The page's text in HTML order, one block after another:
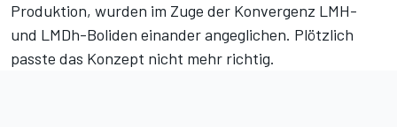
Produktion, wurden im Zuge der Konvergenz LMH-
und LMDh-Boliden einander angeglichen. Plötzlich
passte das Konzept nicht mehr richtig.